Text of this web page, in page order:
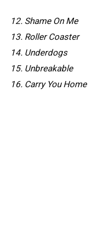
12. Shame On Me
13. Roller Coaster
14. Underdogs
15. Unbreakable
16. Carry You Home